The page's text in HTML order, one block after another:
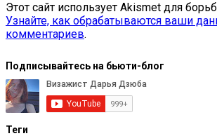
Этот сайт использует Akismet для
Узнайте, как обрабатываются ваши
комментариев.
Подписывайтесь на бьюти-блог
Теги